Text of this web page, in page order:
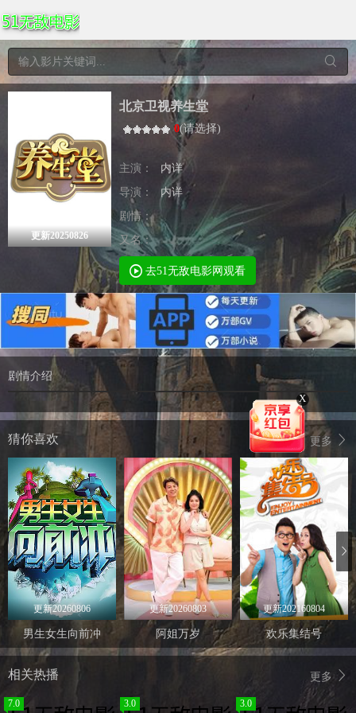
更新20250826
北京卫视养生堂
0(请选择)
主演：
内详
导演：
内详
剧情：
又名：
去51无敌电影网观看
剧情介绍
更多
猜你喜欢
更新20260806
男生女生向前冲
更新20260803
阿姐万岁
更新202160804
欢乐集结号
更多
相关热播
7.0 3.0 3.0
X